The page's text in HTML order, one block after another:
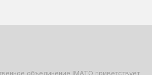
объединение IMATO приветствует